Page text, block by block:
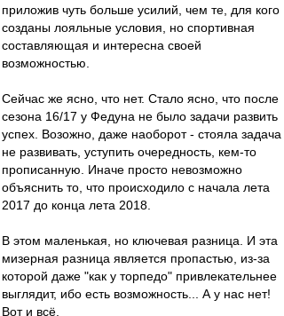
приложив чуть больше усилий, чем те, для кого
созданы лояльные условия, но спортивная
составляющая и интересна своей
возможностью.
Сейчас же ясно, что нет. Стало ясно, что после
сезона 16/17 у Федуна не было задачи развить
успех. Возожно, даже наоборот - стояла задача
не развивать, уступить очередность, кем-то
прописанную. Иначе просто невозможно
объяснить то, что происходило с начала лета
2017 до конца лета 2018.
В этом маленькая, но ключевая разница. И эта
мизерная разница является пропастью, из-за
которой даже "как у торпедо" привлекательнее
выглядит, ибо есть возможность... А у нас нет!
Вот и всё.